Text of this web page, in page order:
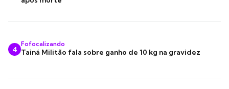
4
Fofocalizando
Tainá Militão fala sobre ganho de 10 kg na gravidez